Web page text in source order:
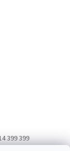
399 399